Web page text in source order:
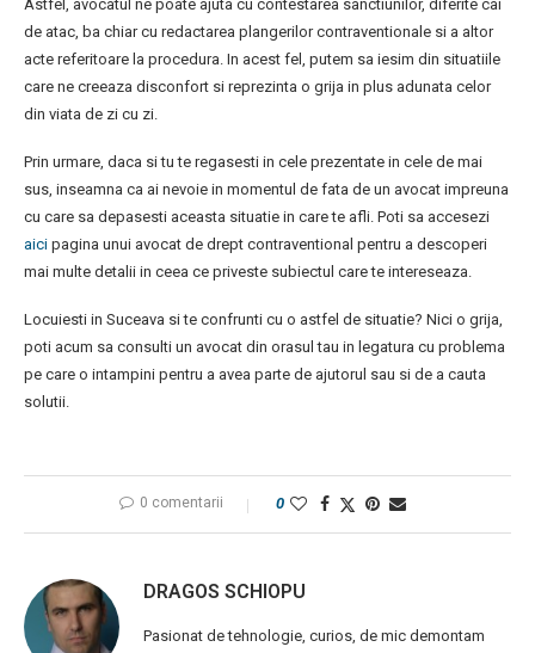
Astfel, avocatul ne poate ajuta cu contestarea sanctiunilor, diferite cai
de atac, ba chiar cu redactarea plangerilor contraventionale si a altor
acte referitoare la procedura. In acest fel, putem sa iesim din situatiile
care ne creeaza disconfort si reprezinta o grija in plus adunata celor
din viata de zi cu zi.
Prin urmare, daca si tu te regasesti in cele prezentate in cele de mai
sus, inseamna ca ai nevoie in momentul de fata de un avocat impreuna
cu care sa depasesti aceasta situatie in care te afli. Poti sa accesezi
aici pagina unui avocat de drept contraventional pentru a descoperi
mai multe detalii in ceea ce priveste subiectul care te intereseaza.
Locuiesti in Suceava si te confrunti cu o astfel de situatie? Nici o grija,
poti acum sa consulti un avocat din orasul tau in legatura cu problema
pe care o intampini pentru a avea parte de ajutorul sau si de a cauta
solutii.
0 comentarii 0
DRAGOS SCHIOPU
Pasionat de tehnologie, curios, de mic demontam